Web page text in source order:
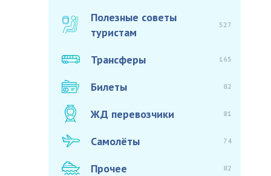
Полезные советы
туристам
527
Трансферы 165
Билеты 82
ЖД перевозчики 81
Самолёты 74
Прочее 82